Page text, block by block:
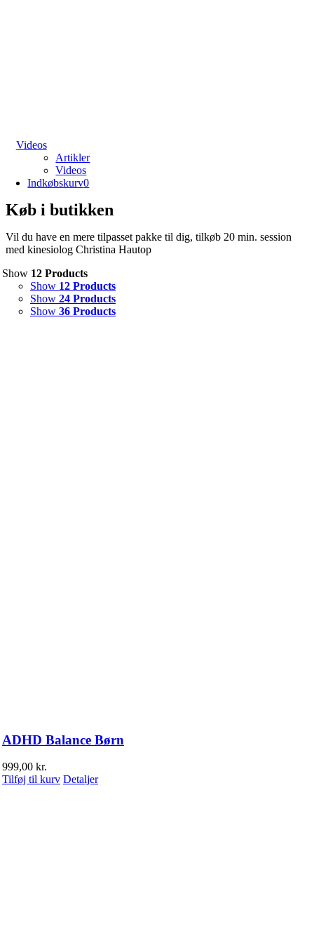
Videos
Artikler
Videos
Indkøbskurv0
Køb i butikken
Vil du have en mere tilpasset pakke til dig, tilkøb 20 min. session
med kinesiolog Christina Hautop
Show 12 Products
Show 12 Products
Show 24 Products
Show 36 Products
ADHD Balance Børn
999,00 kr.
Tilføj til kurv Detaljer